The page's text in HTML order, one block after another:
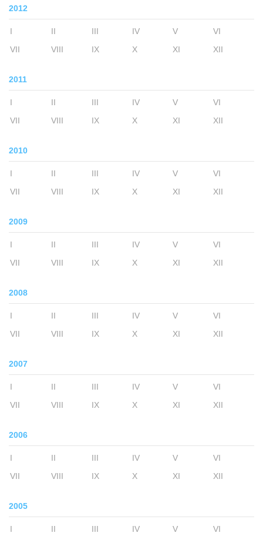
2012
I II III IV V
VI
VII
VIII IX X XI XII
2011
I II III IV V
VI
VII
VIII IX X XI XII
2010
I II III IV V
VI
VII
VIII IX X XI XII
2009
I II III IV V
VI
VII
VIII IX X XI XII
2008
I II III IV V
VI
VII
VIII IX X XI XII
2007
I II III IV V
VI
VII
VIII IX X XI XII
2006
I II III IV V
VI
VII
VIII IX X XI XII
2005
I II III IV V
VI